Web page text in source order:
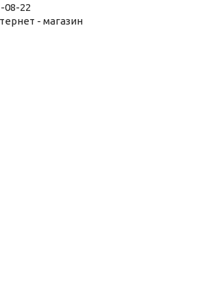
08-22
- магазин